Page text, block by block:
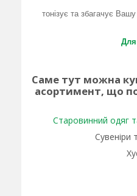
тонізує та збагачує
Для
Саме тут можна
асортимент, що
Старовинний одяг
Сувеніри